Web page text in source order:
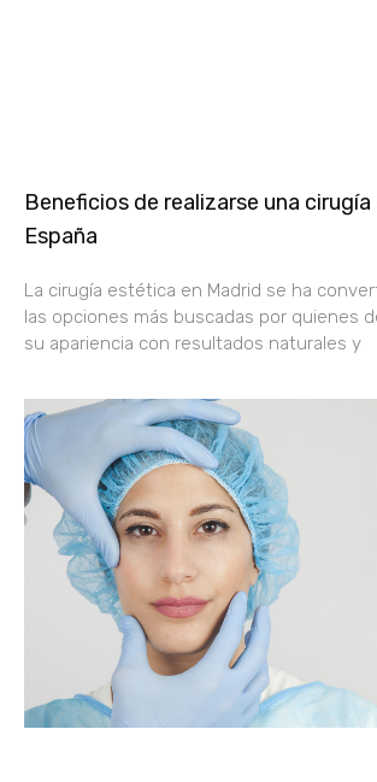
Beneficios de realizarse una
España
La cirugía estética en Madrid se ha
las opciones más buscadas por quienes
su apariencia con resultados naturales y